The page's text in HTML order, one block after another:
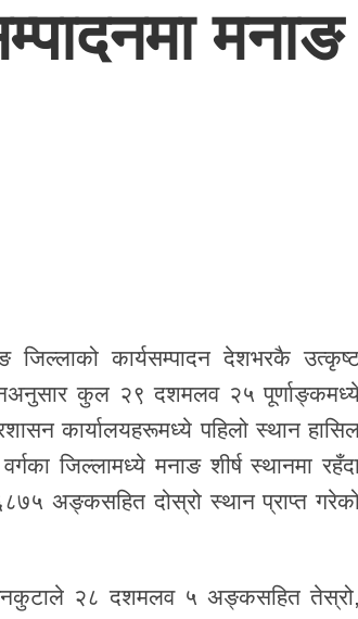
जिल्लाको कार्यसम्पादन देशभरकै
कुल २९ दशमलव २५
कार्यालयहरूमध्ये पहिलो स्थान
जिल्लामध्ये मनाङ शीर्ष स्थानमा
अङ्कसहित दोस्रो स्थान प्राप्त
धनकुटाले २८ दशमलव ५ अङ्कसहित तेस्रो,